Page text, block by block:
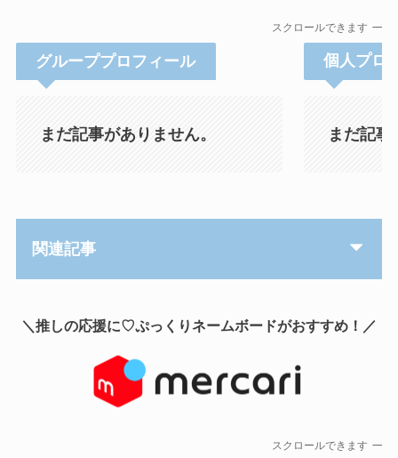
スクロールできます
グループプロフィール
まだ記事がありません。
個人プロ
まだ記事
関連記事
＼推しの応援に♡ぷっくりネームボードがおすすめ！／
スクロールできます